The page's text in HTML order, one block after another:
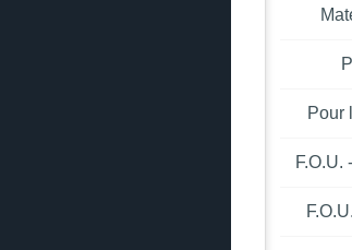
Pour
F.O.U.